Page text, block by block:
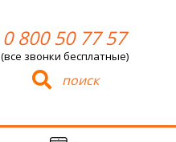
0 800 50 77 57
(все звонки бесплатные)
поиск